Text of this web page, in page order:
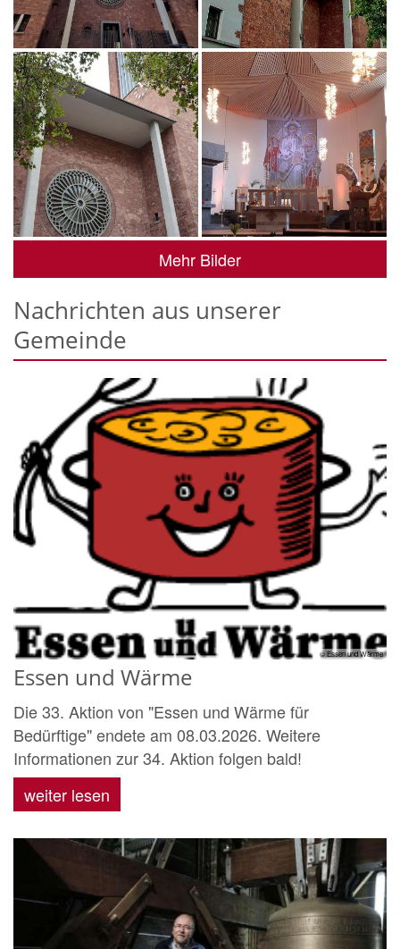
Mehr Bilder
Nachrichten aus unserer
Gemeinde
© Essen und Wärme
Essen und Wärme
Die 33. Aktion von "Essen und Wärme für
Bedürftige" endete am 08.03.2026. Weitere
Informationen zur 34. Aktion folgen bald!
weiter lesen